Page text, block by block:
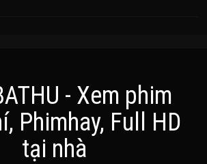
- Xem phim
Phimhay, Full HD
tại nhà